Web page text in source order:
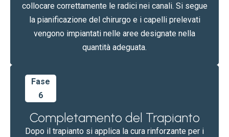
collocare correttamente le radici nei canali. Si segue
la pianificazione del chirurgo e i capelli prelevati
vengono impiantati nelle aree designate nella
quantità adeguata.
Fase
6
Completamento del Trapianto
Dopo il trapianto si applica la cura rinforzante per i